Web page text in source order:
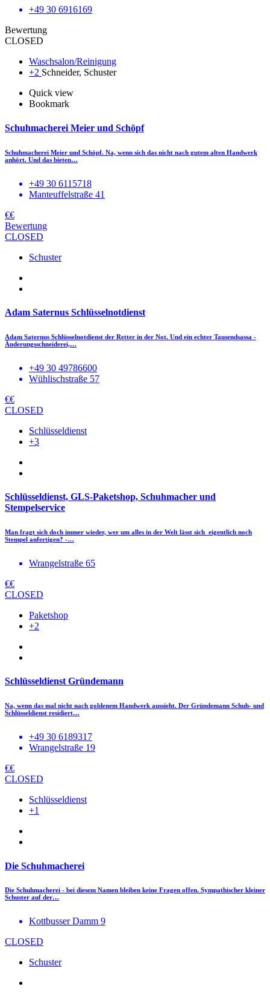
+49 30 6916169
Bewertung
CLOSED
Waschsalon/Reinigung
+2 Schneider, Schuster
Quick view
Bookmark
Schuhmacherei Meier und Schöpf
Schuhmacherei Meier und Schöpf. Na, wenn sich das nicht nach gutem alten Handwerk
anhört. Und das bieten…
+49 30 6115718
Manteuffelstraße 41
€€
Bewertung
CLOSED
Schuster
Adam Saternus Schlüsselnotdienst
Adam Saternus Schlüsselnotdienst der Retter in der Not. Und ein echter Tausendsassa -
Änderungsschneiderei,…
+49 30 49786600
Wühlischstraße 57
€€
CLOSED
Schlüsseldienst
+3
Schlüsseldienst, GLS-Paketshop, Schuhmacher und
Stempelservice
Man fragt sich doch immer wieder, wer um alles in der Welt lässt sich eigentlich noch
Stempel anfertigen? -…
Wrangelstraße 65
€€
CLOSED
Paketshop
+2
Schlüsseldienst Gründemann
Na, wenn das mal nicht nach goldenem Handwerk aussieht. Der Gründemann Schuh- und
Schlüsseldienst residiert…
+49 30 6189317
Wrangelstraße 19
€€
CLOSED
Schlüsseldienst
+1
Die Schuhmacherei
Die Schuhmacherei - bei diesem Namen bleiben keine Fragen offen. Sympathischer kleiner
Schuster auf der…
Kottbusser Damm 9
CLOSED
Schuster